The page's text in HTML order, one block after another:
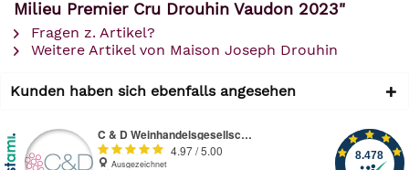
Milieu Premier Cru Drouhin Vaudon 2023"
Fragen z. Artikel?
Weitere Artikel von Maison Joseph Drouhin
Kunden haben sich ebenfalls angesehen